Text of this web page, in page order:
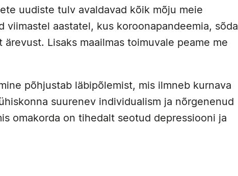
uudiste tulv avaldavad kõik mõju meie
aastatel, kus koroonapandeemia, sõda
Lisaks maailmas toimuvale peame me
põhjustab läbipõlemist, mis ilmneb kurnava
suurenev individualism ja nõrgenenud
omakorda on tihedalt seotud depressiooni ja